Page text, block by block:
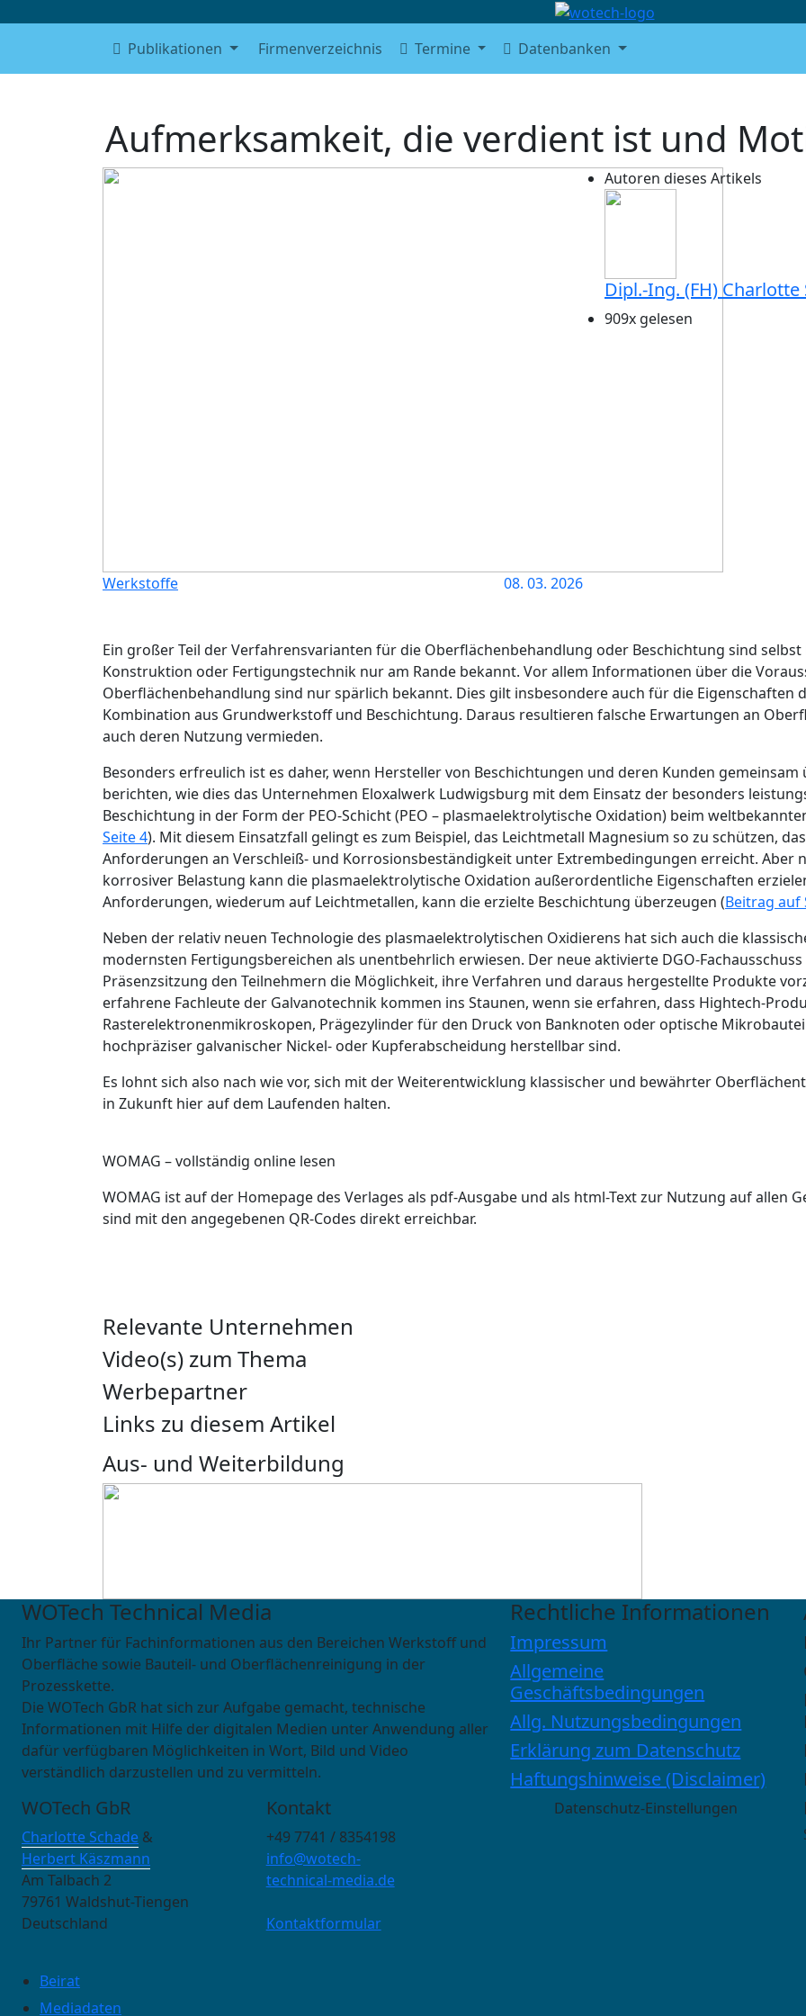
Publikationen Firmenverzeichnis Termine Datenbanken
Aufmerksamkeit, die verdient ist und
Werkstoffe 08. 03. 2026
Autoren dieses Artikels
Dipl.-Ing. (FH) Charlotte
909x gelesen
Ein großer Teil der Verfahrensvarianten für die Oberflä­chenbehandlung oder Beschichtung sind selbst
Konstruktion oder Fertigungstechnik nur am Rande bekannt. Vor allem Informationen über die
Oberflächenbehandlung sind nur spärlich bekannt. Dies gilt insbesondere auch für die Eigenschaften
Kombination aus Grundwerkstoff und Beschichtung. Daraus resultieren falsche Erwartungen an
auch deren Nutzung vermieden.
Besonders erfreulich ist es daher, wenn Hersteller von Beschichtungen und deren Kunden
berichten, wie dies das Unternehmen Eloxalwerk Ludwigsburg mit dem Einsatz der besonders
Beschichtung in der Form der PEO-Schicht (PEO – plasmaelektrolytische Oxidation) beim
Seite 4). Mit diesem Einsatzfall gelingt es zum Beispiel, das Leichtmetall Magnesium so zu schützen,
Anforderungen an Verschleiß- und Korrosionsbeständigkeit unter Extrembedingungen erreicht. Aber
korrosiver Belastung kann die plasmaelektrolytische Oxidation außerordentliche Eigenschaften
Anforderungen, wiederum auf Leichtmetallen, kann die erzielte Beschichtung überzeugen (Beitrag auf
Neben der relativ neuen Technologie des plasmaelektrolytischen Oxidierens hat sich auch die
modernsten Fertigungsbereichen als unentbehrlich erwiesen. Der neue aktivierte DGO-
Präsenzsitzung den Teilnehmern die Möglichkeit, ihre Verfahren und daraus hergestellte Produkte
erfahrene Fachleute der Galvanotechnik kommen ins Staunen, wenn sie erfahren, dass Hightech-
Rasterelektronenmikroskopen, Prägezylinder für den Druck von Banknoten oder optische
hochpräziser galvanischer Nickel- oder Kupferabscheidung herstellbar sind.
Es lohnt sich also nach wie vor, sich mit der Weiterentwicklung klassischer und bewährter
in Zukunft hier auf dem Laufenden halten.
WOMAG – vollständig online lesen
WOMAG ist auf der Homepage des Verlages als pdf-Ausgabe und als html-Text zur Nutzung auf allen
sind mit den angegebenen QR-Codes direkt erreichbar.
Relevante Unternehmen
Video(s) zum Thema
Werbepartner
Links zu diesem Artikel
Aus- und Weiterbildung
WOTech Technical Media
Ihr Partner für Fachinformationen aus den Bereichen Werkstoff und
Oberfläche sowie Bauteil- und Oberflächenreinigung in der
Prozesskette.
Die WOTech GbR hat sich zur Aufgabe gemacht, technische
Informationen mit Hilfe der digitalen Medien unter Anwendung aller
dafür verfügbaren Möglichkeiten in Wort, Bild und Video
verständlich darzustellen und zu vermitteln.
WOTech GbR
Charlotte Schade &
Herbert Käszmann
Am Talbach 2
79761 Waldshut-Tiengen
Deutschland
Kontakt
+49 7741 / 8354198
info@wotech-
technical-media.de
Kontaktformular
Rechtliche Informationen
Impressum
Allgemeine
Geschäftsbedingungen
Allg. Nutzungsbedingungen
Erklärung zum Datenschutz
Haftungshinweise (Disclaimer)
Datenschutz-Einstellungen
Beirat
Mediadaten